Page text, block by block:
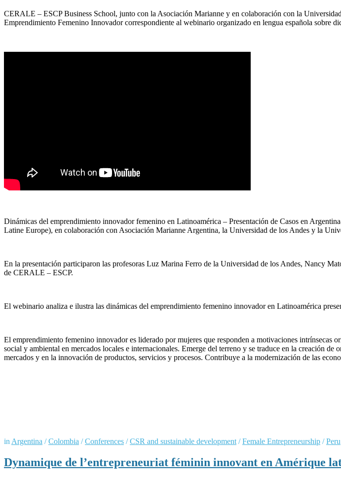
CERALE – ESCP Business School, junto con la Asociación Marianne y en colaboración con la
Emprendimiento Femenino Innovador correspondiente al webinario organizado en lengua española sobre
Dinámicas del emprendimiento innovador femenino en Latinoamérica – Presentación de Casos en
Latine Europe), en colaboración con Asociación Marianne Argentina, la Universidad de los Andes y la
En la presentación participaron las profesoras Luz Marina Ferro de la Universidad de los Andes, Nancy
de CERALE – ESCP.
El webinario analiza e ilustra las dinámicas del emprendimiento femenino innovador en Latinoamérica
El emprendimiento femenino innovador es liderado por mujeres que responden a motivaciones
social y ambiental en mercados locales e internacionales. Emerge del terreno y se traduce en la creación
mercados y en la innovación de productos, servicios y procesos. Contribuye a la modernización de las
in Argentina /Colombia /Conferences /CSR and sustainable development /Female Entrepreneurship /Peru
Dynamique de l’entrepreneuriat féminin innovant en Amérique